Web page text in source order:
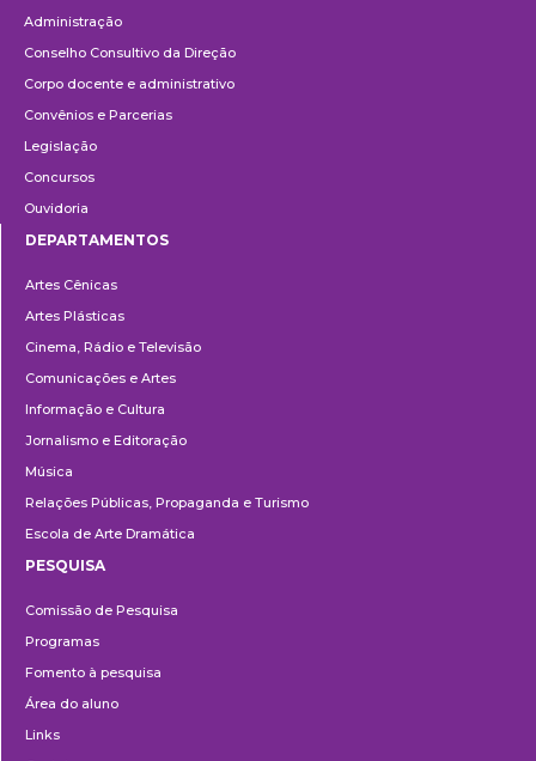
Administração
Conselho Consultivo da Direção
Corpo docente e administrativo
Convênios e Parcerias
Legislação
Concursos
Ouvidoria
DEPARTAMENTOS
Artes Cênicas
Artes Plásticas
Cinema, Rádio e Televisão
Comunicações e Artes
Informação e Cultura
Jornalismo e Editoração
Música
Relações Públicas, Propaganda e Turismo
Escola de Arte Dramática
PESQUISA
Comissão de Pesquisa
Programas
Fomento à pesquisa
Área do aluno
Links